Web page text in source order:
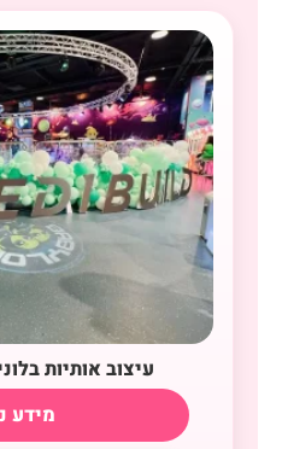
עיצוב אותיות
מידע